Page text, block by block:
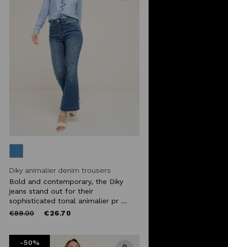
Diky animalier denim trousers
Bold and contemporary, the Diky
jeans stand out for their
sophisticated tonal animalier pr ...
Price
€89.00to €26.70
-50%